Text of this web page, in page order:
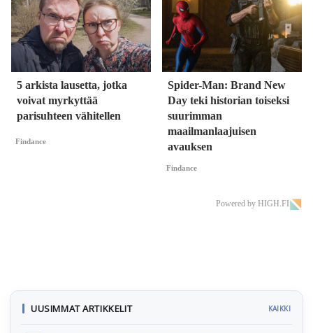
5 arkista lausetta, jotka
voivat myrkyttää
parisuhteen vähitellen
Findance
Spider-Man: Brand New
Day teki historian toiseksi
suurimman
maailmanlaajuisen
avauksen
Findance
Powered by HIGH.FI
UUSIMMAT ARTIKKELIT KAIKKI